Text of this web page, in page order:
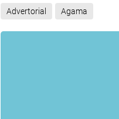
Advertorial Agama